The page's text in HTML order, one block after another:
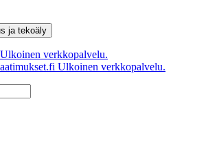
ja tekoäly
Ulkoinen verkkopalvelu.
Ulkoinen verkkopalvelu.